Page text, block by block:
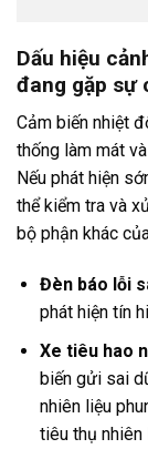
Dấu hiệu
đang gặp sự
Cảm biến nhiệt
thống làm mát
Nếu phát hiện
thể kiểm tra và
bộ phận khác
Đèn báo lỗi
phát hiện tín
Xe tiêu hao
biến gửi sai
nhiên liệu
tiêu thụ nhiên